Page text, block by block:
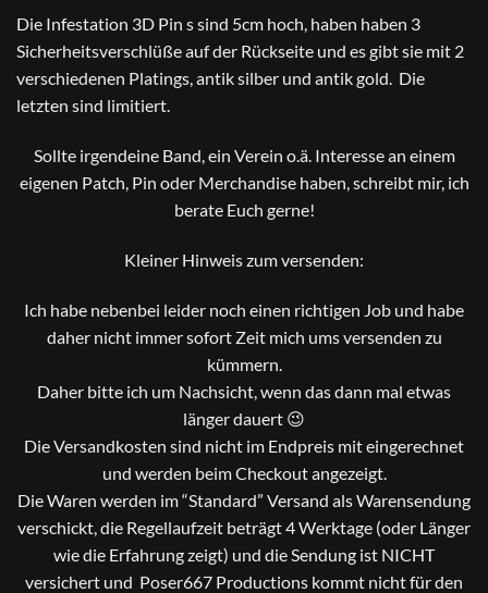
Die Infestation 3D Pin s sind 5cm hoch, haben haben 3
Sicherheitsverschlüße auf der Rückseite und es gibt sie mit 2
verschiedenen Platings, antik silber und antik gold. Die
letzten sind limitiert.
Sollte irgendeine Band, ein Verein o.ä. Interesse an einem
eigenen Patch, Pin oder Merchandise haben, schreibt mir, ich
berate Euch gerne!
Kleiner Hinweis zum versenden:
Ich habe nebenbei leider noch einen richtigen Job und habe
daher nicht immer sofort Zeit mich ums versenden zu
kümmern.
Daher bitte ich um Nachsicht, wenn das dann mal etwas
länger dauert 😉
Die Versandkosten sind nicht im Endpreis mit eingerechnet
und werden beim Checkout angezeigt.
Die Waren werden im “Standard” Versand als Warensendung
verschickt, die Regellaufzeit beträgt 4 Werktage (oder Länger
wie die Erfahrung zeigt) und die Sendung ist NICHT
versichert und Poser667 Productions kommt nicht für den